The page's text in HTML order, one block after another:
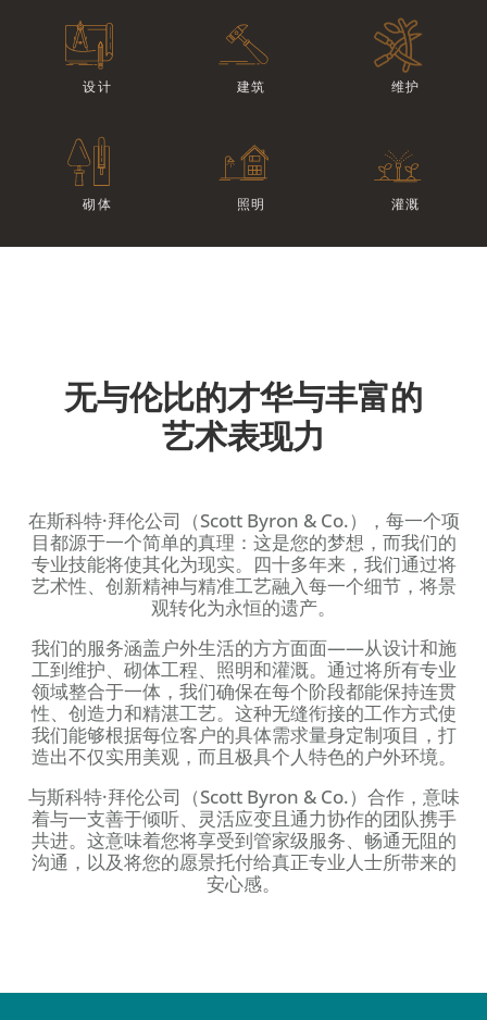
设计 建筑 维护
砌体 照明 灌溉
无与伦比的才华与丰富的
艺术表现力
在斯科特·拜伦公司（Scott Byron & Co.），每一个项
目都源于一个简单的真理：这是您的梦想，而我们的
专业技能将使其化为现实。四十多年来，我们通过将
艺术性、创新精神与精准工艺融入每一个细节，将景
观转化为永恒的遗产。
我们的服务涵盖户外生活的方方面面——从设计和施
工到维护、砌体工程、照明和灌溉。通过将所有专业
领域整合于一体，我们确保在每个阶段都能保持连贯
性、创造力和精湛工艺。这种无缝衔接的工作方式使
我们能够根据每位客户的具体需求量身定制项目，打
造出不仅实用美观，而且极具个人特色的户外环境。
与斯科特·拜伦公司（Scott Byron & Co.）合作，意味
着与一支善于倾听、灵活应变且通力协作的团队携手
共进。这意味着您将享受到管家级服务、畅通无阻的
沟通，以及将您的愿景托付给真正专业人士所带来的
安心感。